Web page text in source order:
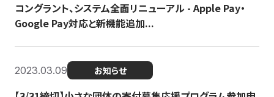
コングラント、システム全面リニューアル - Apple Pay・
Google Pay対応と新機能追加...
2023.03.09 お知らせ